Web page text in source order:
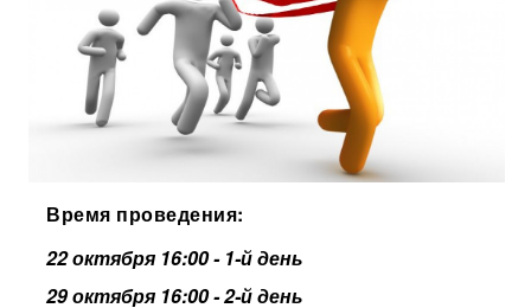
Время проведения:
22 октября 16:00 - 1-й день
29 октября 16:00 - 2-й день